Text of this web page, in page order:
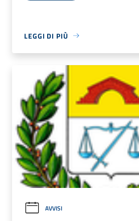
LEGGI DI PIÙ
AVVISI